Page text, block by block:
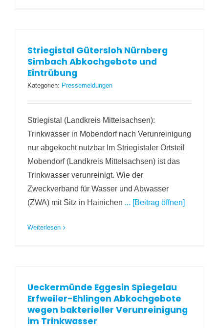
Striegistal Gütersloh Nürnberg
Simbach Abkochgebote und
Eintrübung
Kategorien: Pressemeldungen
Striegistal (Landkreis Mittelsachsen):
Trinkwasser in Mobendorf nach Verunreinigung
nur abgekocht nutzbar Im Striegistaler Ortsteil
Mobendorf (Landkreis Mittelsachsen) ist das
Trinkwasser verunreinigt. Wie der
Zweckverband für Wasser und Abwasser
(ZWA) mit Sitz in Hainichen ... [Beitrag öffnen]
Weiterlesen
Ueckermünde Eggesin Spiegelau
Erfweiler-Ehlingen Abkochgebote
wegen bakterieller Verunreinigung
im Trinkwasser